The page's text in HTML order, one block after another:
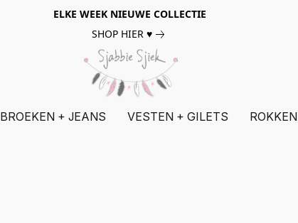
ELKE WEEK NIEUWE COLLECTIE
SHOP HIER ♥
BROEKEN + JEANS VESTEN + GILETS ROKKEN